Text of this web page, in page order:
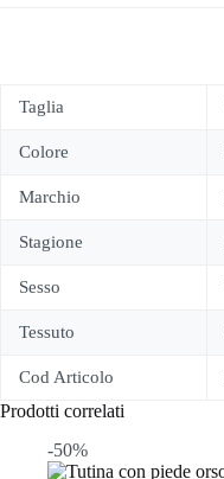
Taglia
Colore
Marchio
Stagione
Sesso
Tessuto
Cod Articolo
Prodotti correlati
-50%